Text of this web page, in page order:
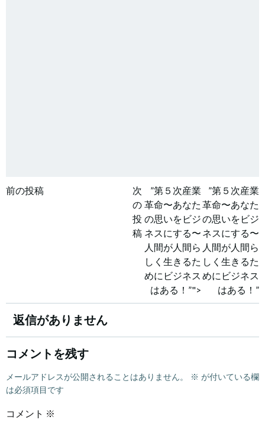
投
ゲ
ー
シ
ョ
ン
前の投稿
投
稿
ナ
ビ
ゲ
ョ
次
の
投
稿
”第５次産業
革命〜あなた
の思いをビジ
ネスにする〜
人間が人間ら
しく生きるた
めにビジネス
はある！”">
”第５次産業
革命〜あなた
の思いをビジ
ネスにする〜
人間が人間ら
しく生きるた
めにビジネス
はある！”
返信がありません
コメントを残す
メールアドレスが公開されることはありません。 ※ が付いている欄
は必須項目です
コメント ※